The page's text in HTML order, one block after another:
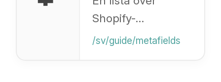
metafälttyper
som stöds
Shopify-
metafälttyper som
/sv/guide/metafields